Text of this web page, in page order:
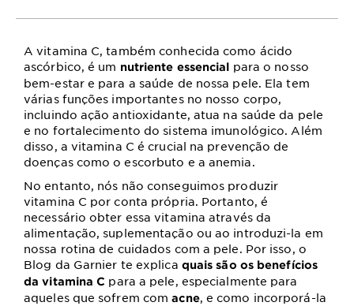
A vitamina C, também conhecida como ácido
ascórbico, é um nutriente essencial para o nosso
bem-estar e para a saúde de nossa pele. Ela tem
várias funções importantes no nosso corpo,
incluindo ação antioxidante, atua na saúde da pele
e no fortalecimento do sistema imunológico. Além
disso, a vitamina C é crucial na prevenção de
doenças como o escorbuto e a anemia.
No entanto, nós não conseguimos produzir
vitamina C por conta própria. Portanto, é
necessário obter essa vitamina através da
alimentação, suplementação ou ao introduzi-la em
nossa rotina de cuidados com a pele. Por isso, o
Blog da Garnier te explica quais são os benefícios
da vitamina C para a pele, especialmente para
aqueles que sofrem comacne, e como incorporá-la